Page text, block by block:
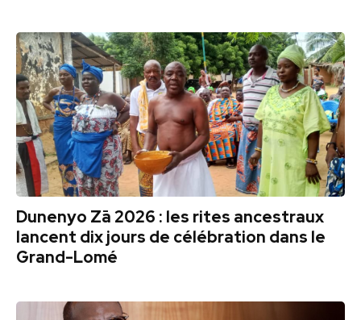
Dunenyo Zā 2026 : les rites ancestraux
lancent dix jours de célébration dans le
Grand-Lomé